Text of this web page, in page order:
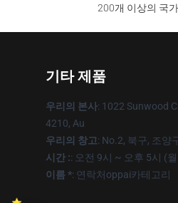
200개 이상의 국
기타 제품
우리의 본사: 1022 Sunwood
4210, Au
우리의 창고: No.2, 북구, 조양
시간 :: 오전 9시 ~ 오후 5시 (
이름 *: 연락처oppai카테고리